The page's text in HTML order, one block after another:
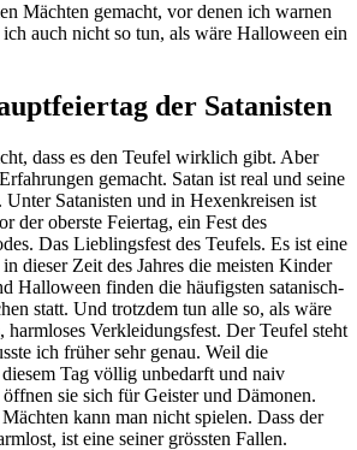
Mächten gemacht, vor denen ich warnen
auch nicht so tun, als wäre Halloween ein
der Satanisten
dass es den Teufel wirklich gibt. Aber
gemacht. Satan ist real und seine
Unter Satanisten und in Hexenkreisen ist
der oberste Feiertag, ein Fest des
Das Lieblingsfest des Teufels. Es ist eine
dieser Zeit des Jahres die meisten Kinder
Halloween finden die häufigsten satanisch-
statt. Und trotzdem tun alle so, als wäre
Verkleidungsfest. Der Teufel steht
ich früher sehr genau. Weil die
Tag völlig unbedarft und naiv
sie sich für Geister und Dämonen.
kann man nicht spielen. Dass der
ist eine seiner grössten Fallen.